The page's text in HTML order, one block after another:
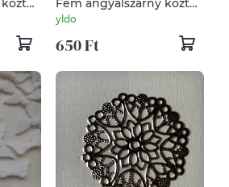
Fém angyalszárny köztes
- 18x7mm - antik ezüst
szín - választható
kiszerelés
yldo
650 Ft